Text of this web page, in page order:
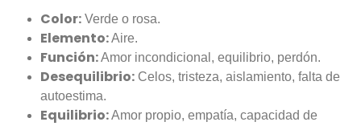
Color: Verde o rosa.
Elemento:Aire.
Función:Amor incondicional, equilibrio, perdón.
Desequilibrio: Celos, tristeza, aislamiento, falta de
autoestima.
Equilibrio:Amor propio, empatía, capacidad de